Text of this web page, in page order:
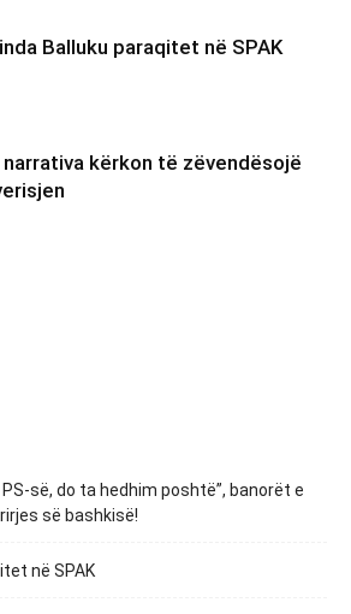
Balluku paraqitet në SPAK
narrativa kërkon të zëvendësojë
së, do ta hedhim poshtë”, banorët e
së bashkisë!
në SPAK